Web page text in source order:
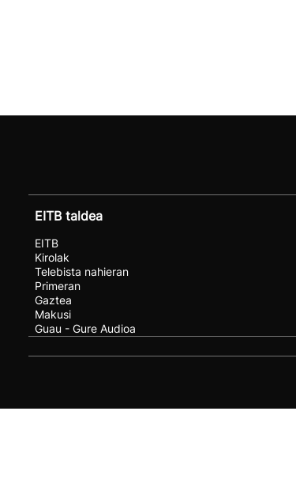
EITB taldea
EITB
Kirolak
Telebista nahieran
Primeran
Gaztea
Makusi
Guau - Gure Audioa